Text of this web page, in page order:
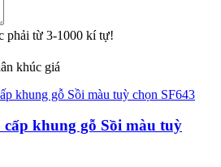
phải từ 3-1000 kí tự!
khúc giá
cấp khung gỗ Sồi màu tuỳ